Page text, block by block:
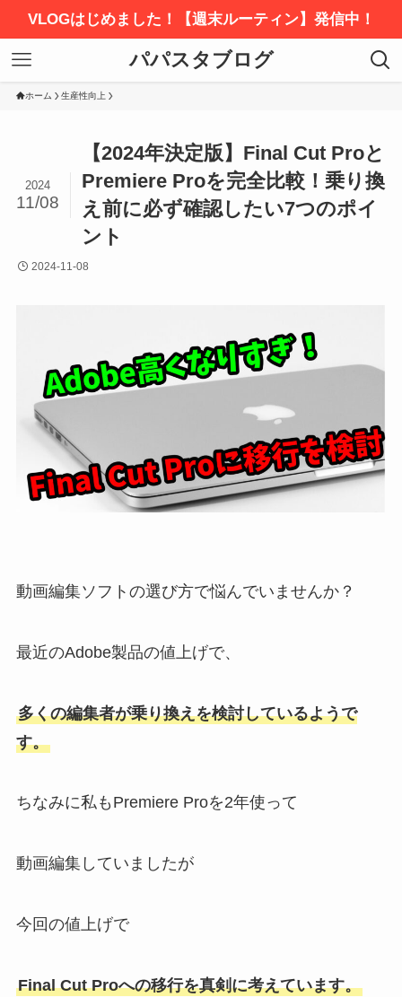
VLOGはじめました！【週末ルーティン】発信中！
パパスタブログ
ホーム 生産性向上
【2024年決定版】Final Cut Proと
Premiere Proを完全比較！乗り換
え前に必ず確認したい7つのポイ
ント
2024
11/08
2024-11-08
動画編集ソフトの選び方で悩んでいませんか？
最近のAdobe製品の値上げで、
多くの編集者が乗り換えを検討しているようで
す。
ちなみに私もPremiere Proを2年使って
動画編集していましたが
今回の値上げで
Final Cut Proへの移行を真剣に考えています。